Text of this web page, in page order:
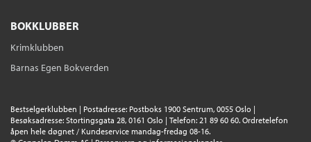
BOKKLUBBER
Krimklubben
Barnas Egen Bokverden
Bestselgerklubben | Postadresse: Postboks 1900 Sentrum, 0055 Oslo |
Besøksadresse: Stortingsgata 28, 0161 Oslo | Telefon: 21 89 60 60. Ordretelefon
åpen hele døgnet / Kundeservice mandag-fredag 08-16.